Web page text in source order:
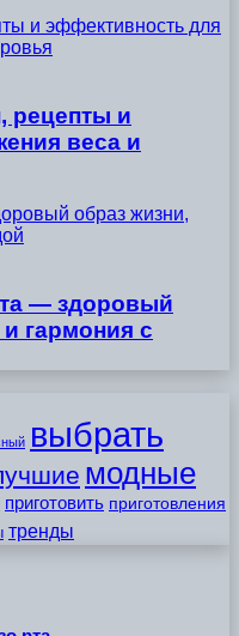
и эффективность для
рецепты и
веса и
образ жизни,
— здоровый
гармония с
выбрать
модные
приготовить приготовления
тренды